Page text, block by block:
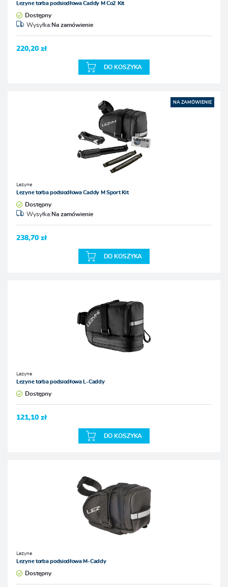
Lezyne torba podsiodłowa Caddy M Co2 Kit
Dostępny
Wysyłka:Na zamówienie
220,20 zł
DO KOSZYKA
NA ZAMÓWIENIE
Lezyne
Lezyne torba podsiodłowa Caddy M Sport Kit
Dostępny
Wysyłka:Na zamówienie
238,70 zł
DO KOSZYKA
Lezyne
Lezyne torba podsiodłowa L-Caddy
Dostępny
121,10 zł
DO KOSZYKA
Lezyne
Lezyne torba podsiodłowa M-Caddy
Dostępny